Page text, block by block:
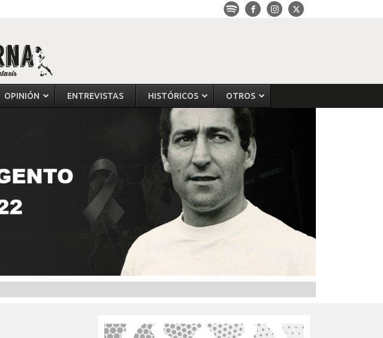
OPINIÓN ENTREVISTAS HISTÓRICOS OTROS